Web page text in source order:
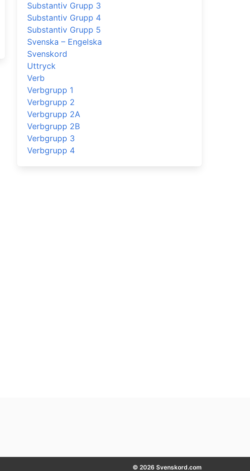
Substantiv Grupp 3
Substantiv Grupp 4
Substantiv Grupp 5
Svenska – Engelska
Svenskord
Uttryck
Verb
Verbgrupp 1
Verbgrupp 2
Verbgrupp 2A
Verbgrupp 2B
Verbgrupp 3
Verbgrupp 4
© 2026 Svenskord.com